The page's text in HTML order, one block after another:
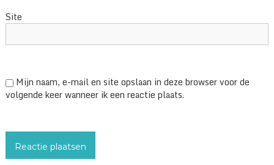
Site
Mijn naam, e-mail en site opslaan in deze browser voor de
volgende keer wanneer ik een reactie plaats.